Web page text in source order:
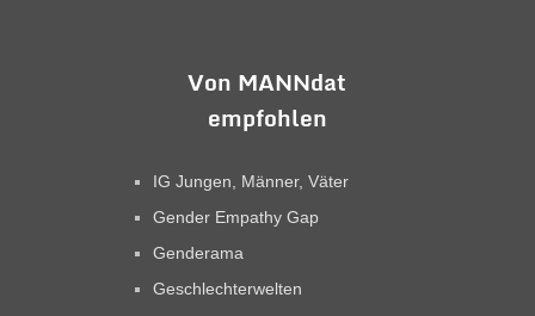
Von MANNdat
empfohlen
IG Jungen, Männer, Väter
Gender Empathy Gap
Genderama
Geschlechterwelten